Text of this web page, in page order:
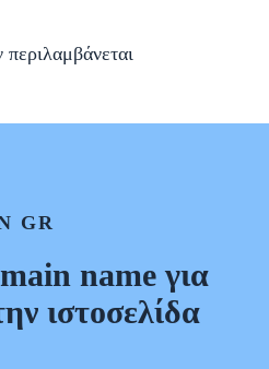
GR
name για
ιστοσελίδα